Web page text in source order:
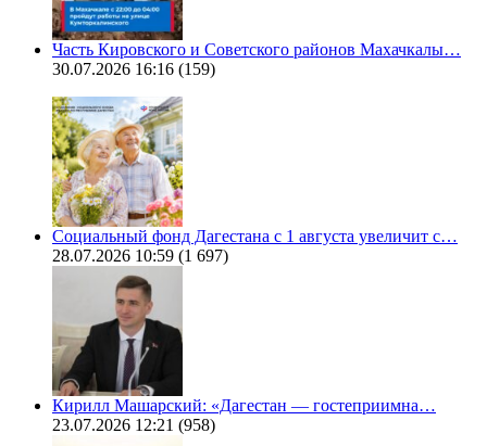
Часть Кировского и Советского районов Махачкалы…
30.07.2026 16:16 (159)
Социальный фонд Дагестана с 1 августа увеличит с…
28.07.2026 10:59 (1 697)
Кирилл Машарский: «Дагестан — гостеприимна…
23.07.2026 12:21 (958)